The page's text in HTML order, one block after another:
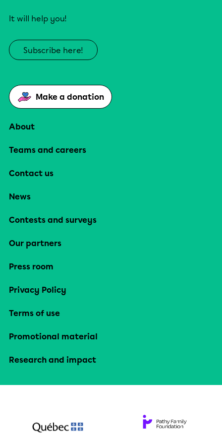
It will help you!
Subscribe here!
Make a donation
About
Teams and careers
Contact us
News
Contests and surveys
Our partners
Press room
Privacy Policy
Terms of use
Promotional material
Research and impact